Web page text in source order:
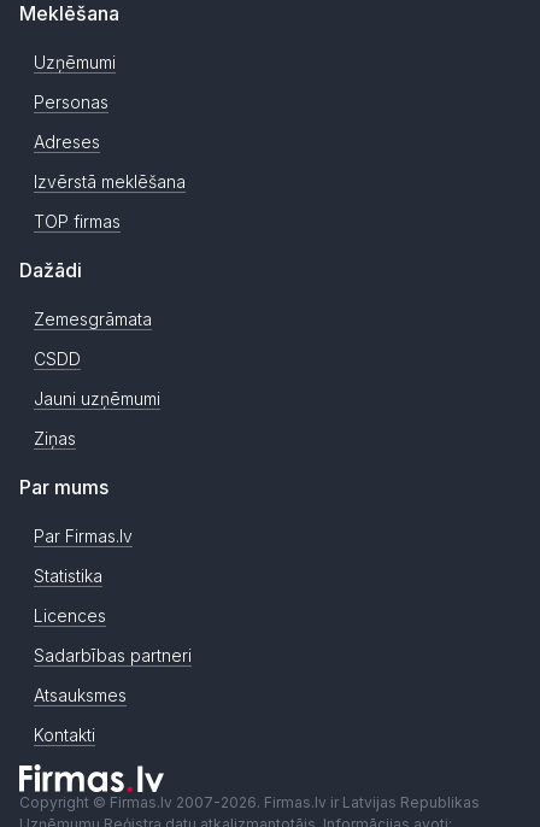
Meklēšana
Uzņēmumi
Personas
Adreses
Izvērstā meklēšana
TOP firmas
Dažādi
Zemesgrāmata
CSDD
Jauni uzņēmumi
Ziņas
Par mums
Par Firmas.lv
Statistika
Licences
Sadarbības partneri
Atsauksmes
Kontakti
Copyright © Firmas.lv 2007-2026. Firmas.lv ir Latvijas Republikas